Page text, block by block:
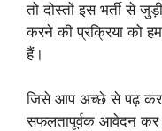
तो दोस्तों इस भर्ती से
करने की प्रक्रिया को
हैं।
जिसे आप अच्छे से पढ़ कर
सफलतापूर्वक आवेदन